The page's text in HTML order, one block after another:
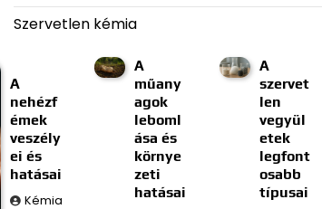
Szervetlen kémia
A
nehézf
émek
veszély
ei és
hatásai
Kémia
A
műany
agok
leboml
ása és
környe
zeti
hatásai
A
szervet
len
vegyül
etek
legfont
osabb
típusai